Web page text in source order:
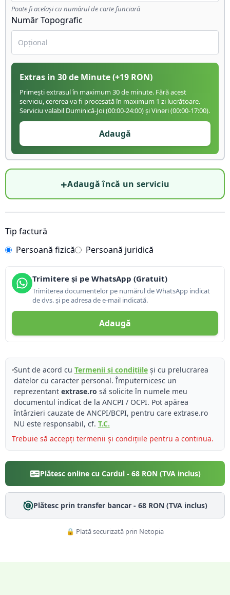
Poate fi același cu numărul de carte funciară
Număr Topografic
Extras in 30 de Minute(+19 RON)
Primești extrasul în maximum 30 de minute. Fără acest
serviciu, cererea va fi procesată în maximum 1 zi lucrătoare.
Serviciu valabil Duminică-Joi (00:00-24:00) și Vineri (00:00-17:00).
Adaugă
+Adaugă încă un serviciu
Tip factură
Persoană fizică
Persoană juridică
Trimitere și pe WhatsApp (Gratuit)
Trimiterea documentelor pe numărul de WhatsApp indicat
de dvs. și pe adresa de e-mail indicată.
Adaugă
Sunt de acord cu Termenii și condițiileși cu prelucrarea
datelor cu caracter personal. Împuternicesc un
reprezentant extrase.ro să solicite în numele meu
documentul indicat de la ANCPI / OCPI. Pot apărea
întârzieri cauzate de ANCPI/BCPI, pentru care extrase.ro
NU este responsabil, cf. T.C.
Trebuie să accepți termenii și condițiile pentru a continua.
Plătesc online cu Cardul - 68RON (TVA inclus)
Plătesc prin transfer bancar - 68RON (TVA inclus)
🔒 Plată securizată prin Netopia